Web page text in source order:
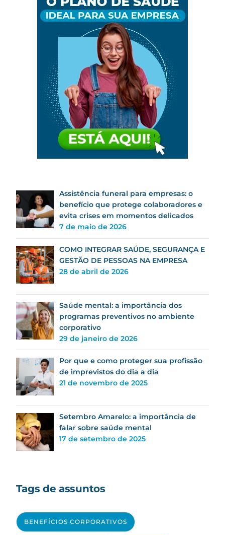
Assistência funeral para empresas: o
benefício que protege colaboradores e
evita crises em momentos delicados
7 de maio de 2026
COMO INTEGRAR SAÚDE, SEGURANÇA E
GESTÃO DE PESSOAS NA EMPRESA
28 de abril de 2026
Saúde mental: a importância dos
programas preventivos no ambiente
corporativo
29 de janeiro de 2026
Por que e como proteger sua profissão
de imprevistos do dia a dia
21 de novembro de 2025
Setembro Amarelo: a importância de
falar sobre saúde mental
17 de setembro de 2025
Tags de assuntos
BENEFÍCIOS CORPORATIVOS